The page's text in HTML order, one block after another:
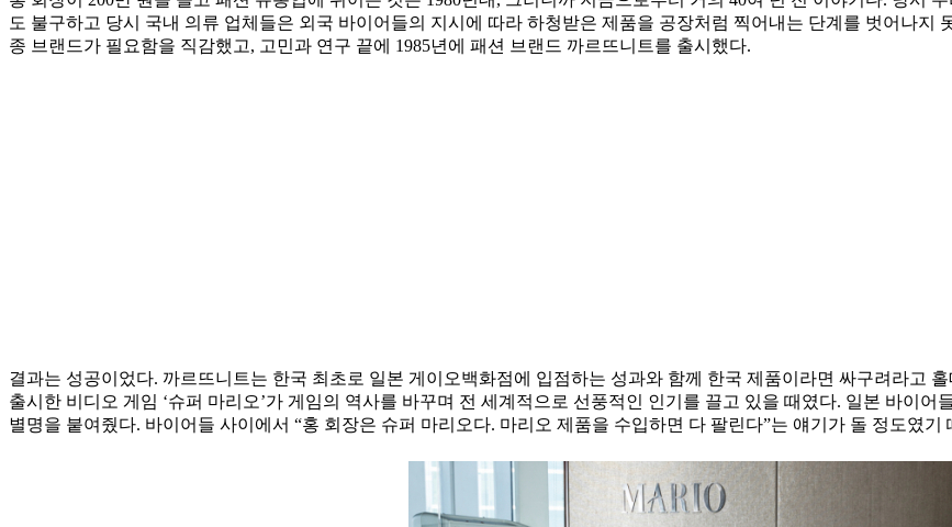
도 불구하고 당시 국내 의류 업체들은 외국 바이어들의 지시에 따라 하청받은 제품을 공장처럼 찍어내는 단계를 벗어나지
종 브랜드가 필요함을 직감했고, 고민과 연구 끝에 1985년에 패션 브랜드 까르뜨니트를 출시했다.
결과는 성공이었다. 까르뜨니트는 한국 최초로 일본 게이오백화점에 입점하는 성과와 함께 한국 제품이라면 싸구려라고
출시한 비디오 게임 ‘슈퍼 마리오’가 게임의 역사를 바꾸며 전 세계적으로 선풍적인 인기를 끌고 있을 때였다. 일본 바이
별명을 붙여줬다. 바이어들 사이에서 “홍 회장은 슈퍼 마리오다. 마리오 제품을 수입하면 다 팔린다”는 얘기가 돌 정도였